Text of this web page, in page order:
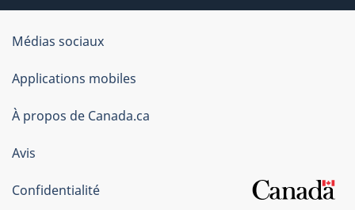
:
8
j
u
i
l
Organisation
du
gouvernement
du
Canada
Médias sociaux
Applications mobiles
À propos de Canada.ca
Avis
Confidentialité